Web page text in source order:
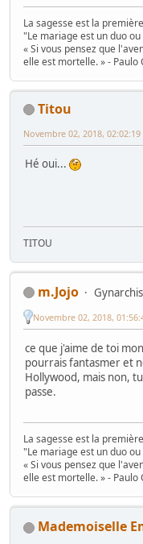
La sagesse est la
"Le mariage est un duo
« Si vous pensez que
elle est mortelle. » - Paulo
Titou
Novembre 02, 2018, 02:02:19
Hé oui...
TITOU
m.Jojo
Novembre 02, 2018,
ce que j'aime de toi
pourrais fantasmer et
Hollywood, mais non,
passe.
La sagesse est la
"Le mariage est un duo
« Si vous pensez que
elle est mortelle. » - Paulo
Mademoiselle